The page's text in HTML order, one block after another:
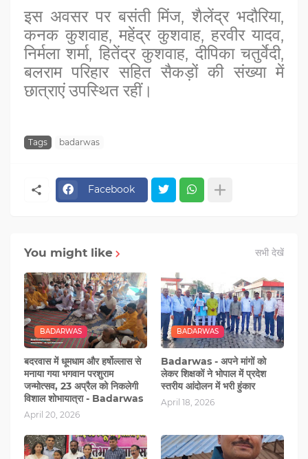
इस अवसर पर बसंती मिंज, शैलेंद्र भदौरिया,
कनक कुशवाह, महेंद्र कुशवाह, हरवीर यादव,
निर्मला शर्मा, हितेंद्र कुशवाह, दीपिका चतुर्वेदी,
बलराम परिहार सहित सैकड़ों की संख्या में
छात्राएं उपस्थित रहीं।
Tags badarwas
Facebook
You might like सभी देखें
BADARWAS
बदरवास में धूमधाम और हर्षोल्लास से
मनाया गया भगवान परशुराम
जन्मोत्सव, 23 अप्रैल को निकलेगी
विशाल शोभायात्रा - Badarwas
April 20, 2026
BADARWAS
Badarwas - अपने मांगों को
लेकर शिक्षकों ने भोपाल में प्रदेश
स्तरीय आंदोलन में भरी हुंकार
April 18, 2026